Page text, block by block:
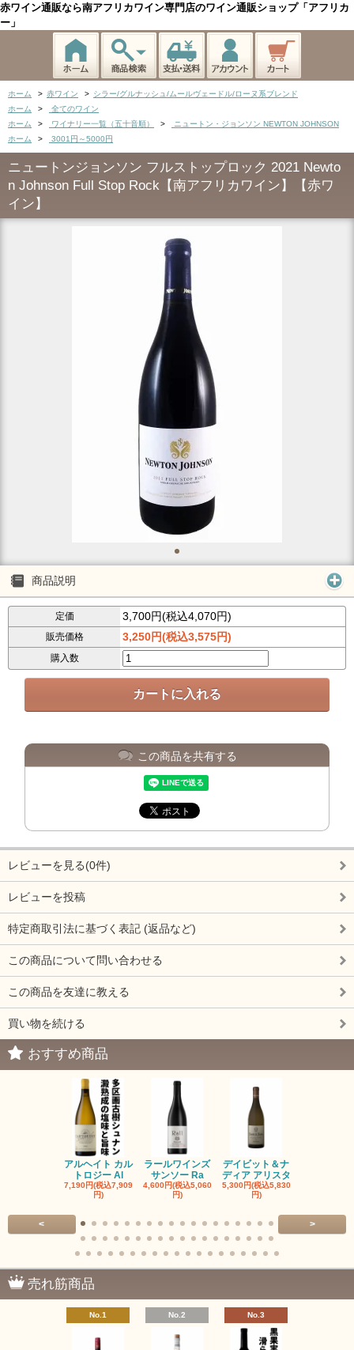
赤ワイン通販なら南アフリカワイン専門店のワイン通販ショップ「アフリカ
ー」
ホーム > 赤ワイン > シラー/グルナッシュ/ムールヴェードル/ローヌ系ブレンド
ホーム
>
全てのワイン
ホーム
> ワイナリー一覧（五十音順） >
ニュートン・ジョンソン NEWTON JOHNSON
ホーム
> 3001円～5000円
ニュートンジョンソン フルストップロック 2021 Newto
n Johnson Full Stop Rock【南アフリカワイン】【赤ワ
イン】
商品説明
定価 3,700円(税込4,070円)
販売価格 3,250円(税込3,575円)
購入数
この商品を共有する
レビューを見る(0件)
レビューを投稿
特定商取引法に基づく表記 (返品など)
この商品について問い合わせる
この商品を友達に教える
買い物を続ける
おすすめ商品
アルヘイト カル
トロジー Al
7,190円(税込7,909
円)
ラールワインズ
サンソー Ra
4,600円(税込5,060
円)
デイビット＆ナ
ディア アリスタ
5,300円(税込5,830
円)
< >
売れ筋商品
No.1 No.2 No.3